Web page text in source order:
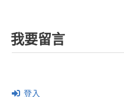
我要留言
登入